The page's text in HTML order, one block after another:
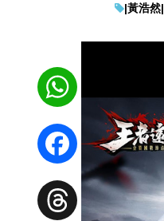
|黃浩然|
WhatsApp
Facebook